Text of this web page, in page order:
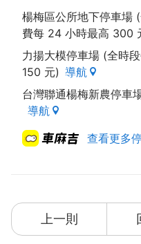
楊梅區公所地下停車場
費每 24 小時最高 300
力揚大模停車場 (全時
150 元) 導航
台灣聯通楊梅新農停
導航
查看更多
上一則